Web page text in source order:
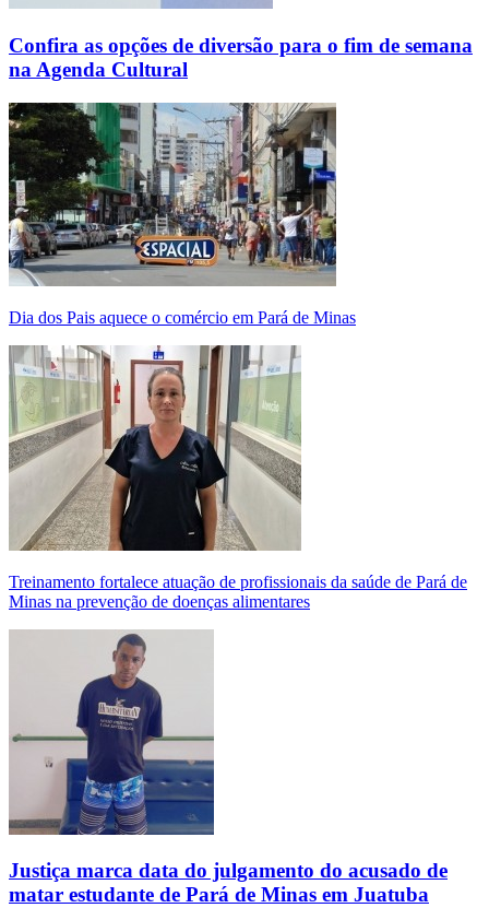
Confira as opções de diversão para o fim de semana
na Agenda Cultural
Dia dos Pais aquece o comércio em Pará de Minas
Treinamento fortalece atuação de profissionais da saúde de Pará de
Minas na prevenção de doenças alimentares
Justiça marca data do julgamento do acusado de
matar estudante de Pará de Minas em Juatuba